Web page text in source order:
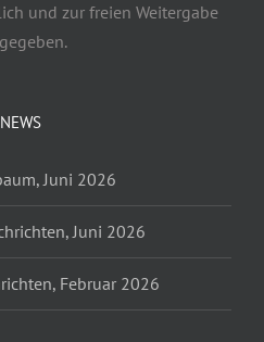
und zur freien Weitergabe
NEWS
Juni 2026
Juni 2026
Februar 2026